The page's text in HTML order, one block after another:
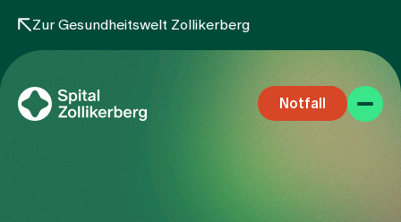
Zur Gesundheitswelt Zollikerberg
Notfall